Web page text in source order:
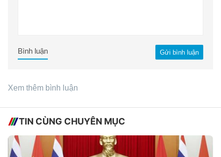
Gửi bình luận
Bình luận
Xem thêm bình luận
TIN CÙNG CHUYÊN MỤC